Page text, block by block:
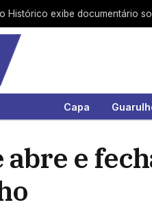
Capa
abre e